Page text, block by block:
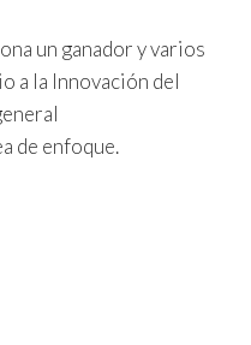
un ganador y varios
a la Innovación del
de enfoque.